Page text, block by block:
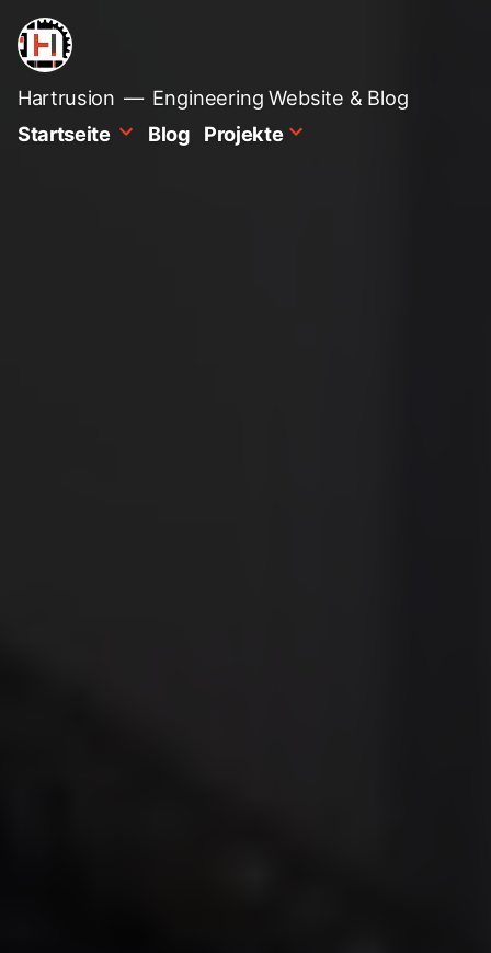
Inhalt
springen
Hartrusion
Engineering Website & Blog
Startseite
Blog Projekte